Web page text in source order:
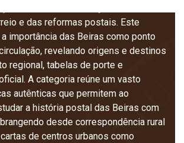
e das reformas postais. Este
importância das Beiras como ponto
revelando origens e destinos
regional, tabelas de porte e
A categoria reúne um vasto
autênticas que permitem ao
a história postal das Beiras com
desde correspondência rural
de centros urbanos como